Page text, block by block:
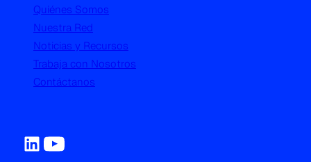
Quiénes Somos
Nuestra Red
Noticias y Recursos
Trabaja con Nosotros
Contáctanos